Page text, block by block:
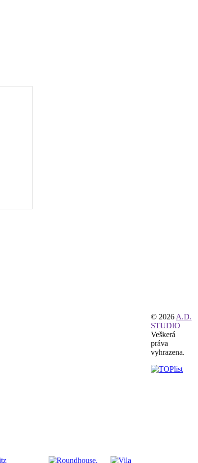
© 2026 A.D.
STUDIO
Veškerá
práva
vyhrazena.